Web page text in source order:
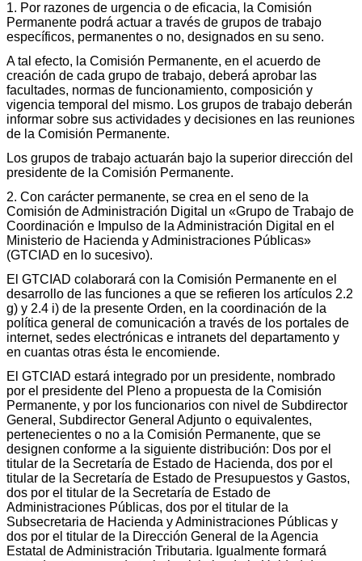
1. Por razones de urgencia o de eficacia, la Comisión
Permanente podrá actuar a través de grupos de trabajo
específicos, permanentes o no, designados en su seno.
A tal efecto, la Comisión Permanente, en el acuerdo de
creación de cada grupo de trabajo, deberá aprobar las
facultades, normas de funcionamiento, composición y
vigencia temporal del mismo. Los grupos de trabajo deberán
informar sobre sus actividades y decisiones en las reuniones
de la Comisión Permanente.
Los grupos de trabajo actuarán bajo la superior dirección del
presidente de la Comisión Permanente.
2. Con carácter permanente, se crea en el seno de la
Comisión de Administración Digital un «Grupo de Trabajo de
Coordinación e Impulso de la Administración Digital en el
Ministerio de Hacienda y Administraciones Públicas»
(GTCIAD en lo sucesivo).
El GTCIAD colaborará con la Comisión Permanente en el
desarrollo de las funciones a que se refieren los artículos 2.2
g) y 2.4 i) de la presente Orden, en la coordinación de la
política general de comunicación a través de los portales de
internet, sedes electrónicas e intranets del departamento y
en cuantas otras ésta le encomiende.
El GTCIAD estará integrado por un presidente, nombrado
por el presidente del Pleno a propuesta de la Comisión
Permanente, y por los funcionarios con nivel de Subdirector
General, Subdirector General Adjunto o equivalentes,
pertenecientes o no a la Comisión Permanente, que se
designen conforme a la siguiente distribución: Dos por el
titular de la Secretaría de Estado de Hacienda, dos por el
titular de la Secretaría de Estado de Presupuestos y Gastos,
dos por el titular de la Secretaría de Estado de
Administraciones Públicas, dos por el titular de la
Subsecretaria de Hacienda y Administraciones Públicas y
dos por el titular de la Dirección General de la Agencia
Estatal de Administración Tributaria. Igualmente formará